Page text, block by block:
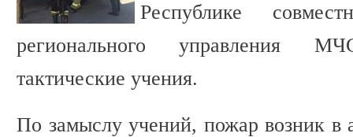
Республике
регионального управления
тактические учения.
По замыслу учений, пожар возник в